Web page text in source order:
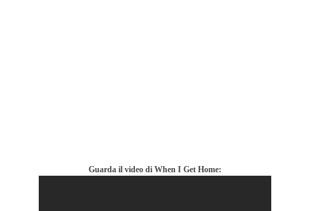
Guarda il video di When I Get Home: